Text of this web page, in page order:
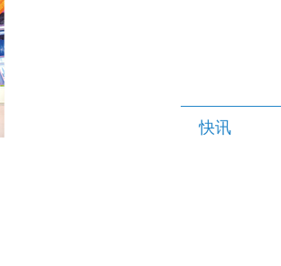
快讯